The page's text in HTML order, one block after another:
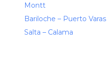
Montt
Bariloche – Puerto Varas
Salta – Calama